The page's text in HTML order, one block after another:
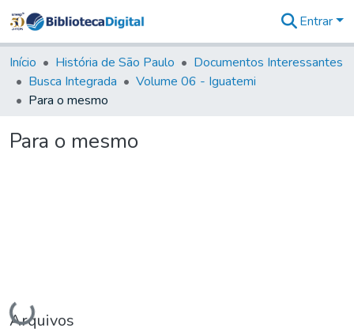
&
Coleções
Tudo na
Entrar
Início História de São Paulo
Documentos Interessantes
Busca Integrada
Volume 06 - Iguatemi
Para o mesmo
Para o mesmo
Carregando...
Arquivos